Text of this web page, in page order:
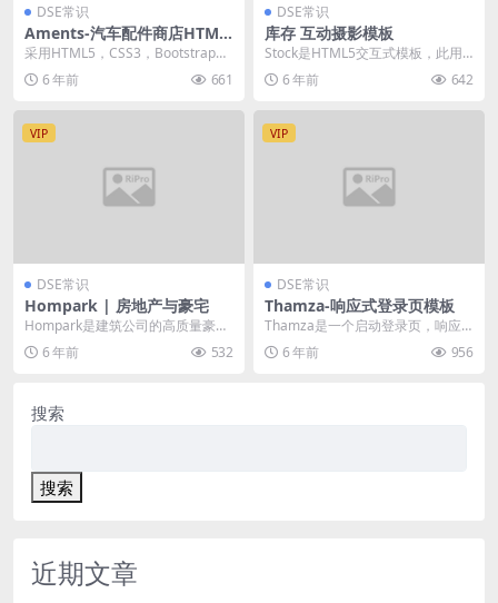
DSE常识
Aments-汽车配件商店HTML
模板
采用HTML5，CSS3，Bootstrap
5，SASS和W3验证标记制作而
成，...6 年前 661
DSE常识
库存 互动摄影模板
Stock是HTML5交互式模板，此用
于创意摄影和Portofolio模板的模
板...6 年前 642
VIP
DSE常识
Hompark | 房地产与豪宅
Hompark是建筑公司的高质量豪华
房地产模板。 如果您想通过Homep
ark以...
6 年前 532
VIP
DSE常识
Thamza-响应式登录页模板
Thamza是一个启动登录页，响应
迅速，易于定制的现代创业登录页
模板，附带9个H...
6 年前 956
搜索
搜索
近期文章